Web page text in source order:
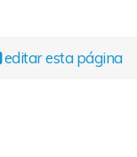
editar esta página